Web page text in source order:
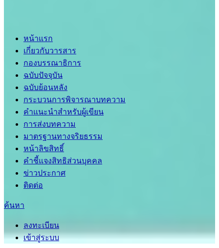
หน้าแรก
เกี่ยวกับวารสาร
กองบรรณาธิการ
ฉบับปัจจุบัน
ฉบับย้อนหลัง
กระบวนการพิจารณาบทความ
คำแนะนำสำหรับผู้เขียน
การส่งบทความ
มาตรฐานทางจริยธรรม
หน้าลิขสิทธิ์
คำชี้แจงสิทธิส่วนบุคคล
ข่าวประกาศ
ติดต่อ
ค้นหา
ลงทะเบียน
เข้าสู่ระบบ